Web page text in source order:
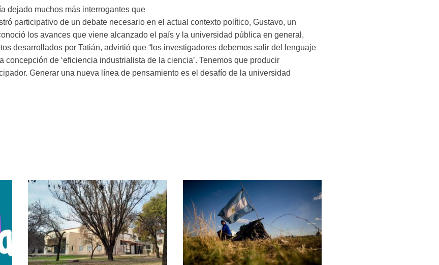
dejado muchos más interrogantes que
participativo de un debate necesario en el actual contexto político, Gustavo, un
los avances que viene alcanzado el país y la universidad pública en general,
desarrollados por Tatián, advirtió que “los investigadores debemos salir del lenguaje
de ‘eficiencia industrialista de la ciencia’. Tenemos que producir
Generar una nueva línea de pensamiento es el desafío de la universidad